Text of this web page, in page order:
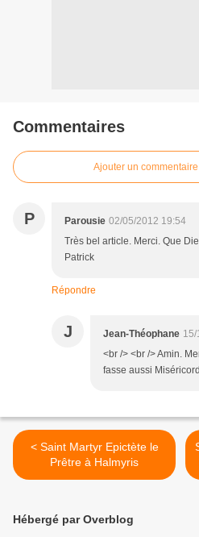
Commentaires
Ajouter un commentaire
P Parousie 02/05/2012 19:54
Très bel article. Merci. Que
Patrick
Répondre
J Jean-Théophane
<br /> <br /> Amin.
fasse aussi
< Saint Martyr Epictète le
Prêtre à Halmyris
Hébergé par Overblog